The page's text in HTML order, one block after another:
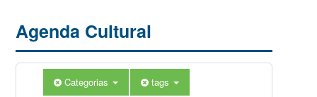
Agenda Cultural
Categorias tags